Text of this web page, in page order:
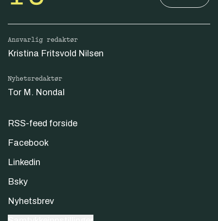
Ansvarlig redaktør
Kristina Fritsvold Nilsen
Nyhetsredaktør
Tor M. Nondal
RSS-feed forside
Facebook
Linkedin
Bsky
Nyhetsbrev